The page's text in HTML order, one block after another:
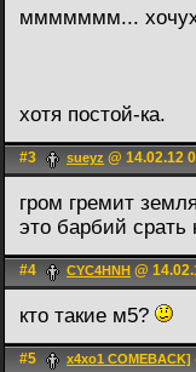
ммммммм...
хотя постой-ка.
#3 sueyz @ 14.02.12
гром гремит
это барбий срать
#4 CYC4HNH @
кто такие м5?
#5 x4xo1 COMEBACK]